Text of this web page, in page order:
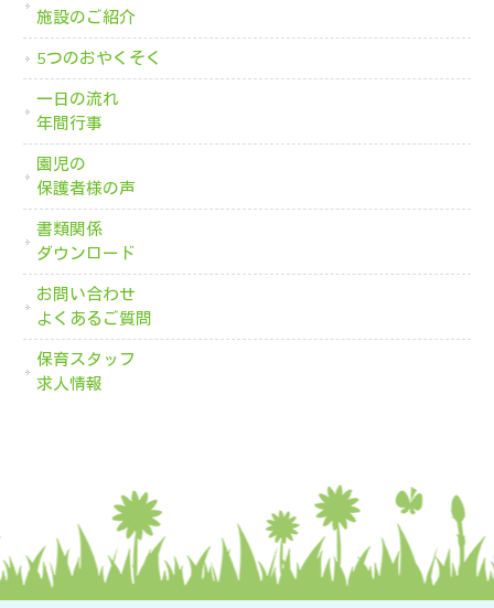
施設のご紹介
5つのおやくそく
一日の流れ
年間行事
園児の
保護者様の声
書類関係
ダウンロード
お問い合わせ
よくあるご質問
保育スタッフ
求人情報